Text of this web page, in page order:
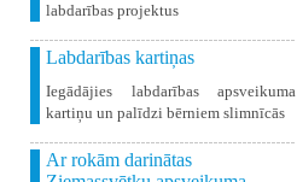
labdarības projektus
Labdarības kartiņas
Iegādājies labdarības apsveikuma
kartiņu un palīdzi bērniem slimnīcās
Ar rokām darinātas